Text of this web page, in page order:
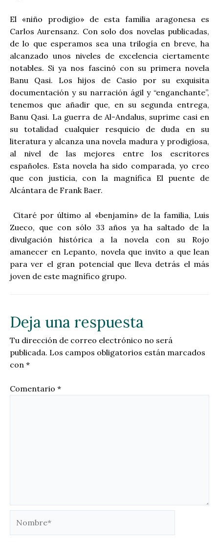
El «niño prodigio» de esta familia aragonesa es
Carlos Aurensanz. Con solo dos novelas publicadas,
de lo que esperamos sea una trilogía en breve, ha
alcanzado unos niveles de excelencia ciertamente
notables. Si ya nos fascinó con su primera novela
Banu Qasi. Los hijos de Casio por su exquisita
documentación y su narración ágil y “enganchante”,
tenemos que añadir que, en su segunda entrega,
Banu Qasi. La guerra de Al-Andalus, suprime casi en
su totalidad cualquier resquicio de duda en su
literatura y alcanza una novela madura y prodigiosa,
al nivel de las mejores entre los escritores
españoles. Esta novela ha sido comparada, yo creo
que con justicia, con la magnífica El puente de
Alcántara de Frank Baer.
Citaré por último al «benjamín» de la familia, Luis
Zueco, que con sólo 33 años ya ha saltado de la
divulgación histórica a la novela con su Rojo
amanecer en Lepanto, novela que invito a que lean
para ver el gran potencial que lleva detrás el más
joven de este magnífico grupo.
Deja una respuesta
Tu dirección de correo electrónico no será
publicada. Los campos obligatorios están marcados
con *
Comentario *